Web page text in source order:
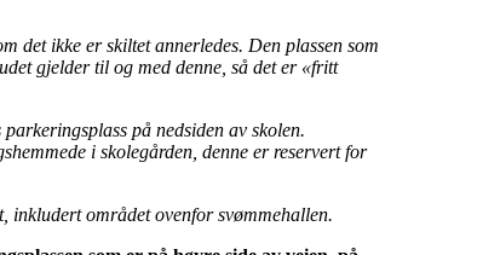
det ikke er skiltet annerledes. Den plassen som
gjelder til og med denne, så det er «fritt
på nedsiden av skolen.
i skolegården, denne er reservert for
inkludert området ovenfor svømmehallen.